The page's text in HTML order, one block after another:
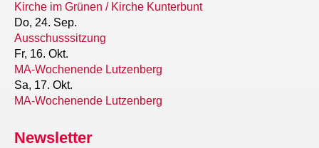
Kirche im Grünen / Kirche Kunterbunt
Do, 24. Sep.
Ausschusssitzung
Fr, 16. Okt.
MA-Wochenende Lutzenberg
Sa, 17. Okt.
MA-Wochenende Lutzenberg
Newsletter